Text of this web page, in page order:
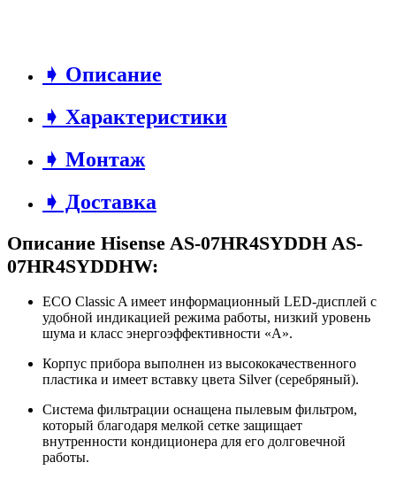
➧ Описание
➧ Характеристики
➧ Монтаж
➧ Доставка
Описание Hisense AS-07HR4SYDDH AS-
07HR4SYDDHW:
ECO Classic A имеет информационный LED-дисплей с
удобной индикацией режима работы, низкий уровень
шума и класс энергоэффективности «А».
Корпус прибора выполнен из высококачественного
пластика и имеет вставку цвета Silver (серебряный).
Система фильтрации оснащена пылевым фильтром,
который благодаря мелкой сетке защищает
внутренности кондиционера для его долговечной
работы.